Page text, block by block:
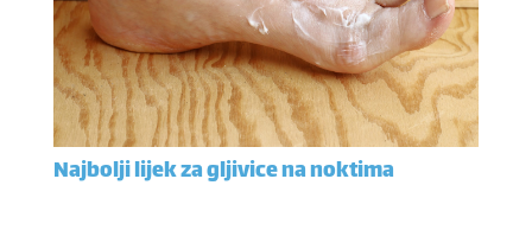
Najbolji lijek za gljivice na noktima